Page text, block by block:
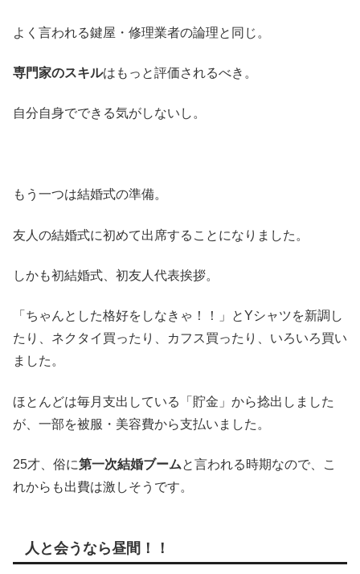
よく言われる鍵屋・修理業者の論理と同じ。
専門家のスキルはもっと評価されるべき。
自分自身でできる気がしないし。
もう一つは結婚式の準備。
友人の結婚式に初めて出席することになりました。
しかも初結婚式、初友人代表挨拶。
「ちゃんとした格好をしなきゃ！！」とYシャツを新調し
たり、ネクタイ買ったり、カフス買ったり、いろいろ買い
ました。
ほとんどは毎月支出している「貯金」から捻出しました
が、一部を被服・美容費から支払いました。
25才、俗に第一次結婚ブームと言われる時期なので、こ
れからも出費は激しそうです。
人と会うなら昼間！！